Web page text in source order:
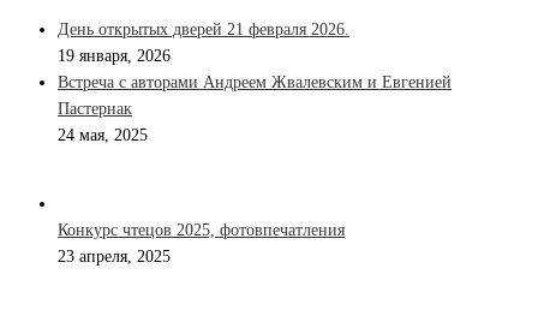
День открытых дверей 21 февраля 2026.
19 января, 2026
Встреча с авторами Андреем Жвалевским и Евгенией
Пастернак
24 мая, 2025
Конкурс чтецов 2025, фотовпечатления
23 апреля, 2025